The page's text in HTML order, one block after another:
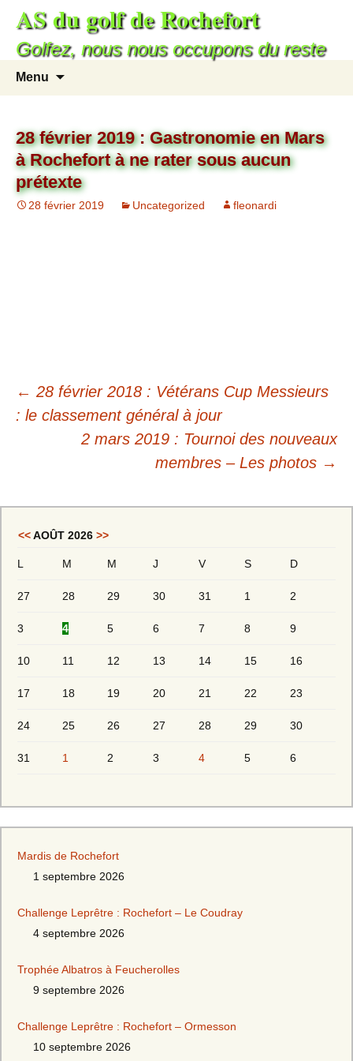
AS du golf de Rochefort
Golfez, nous nous occupons du reste
Menu
28 février 2019 : Gastronomie en Mars
à Rochefort à ne rater sous aucun
prétexte
28 février 2019 Uncategorized fleonardi
← 28 février 2018 : Vétérans Cup Messieurs
: le classement général à jour
2 mars 2019 : Tournoi des nouveaux
membres – Les photos →
<<AOÛT 2026 >>
L M M J V S D
27 28 29 30 31 1 2
3 4 5 6 7 8 9
10 11 12 13 14 15 16
17 18 19 20 21 22 23
24 25 26 27 28 29 30
31 1 2 3 4 5 6
Mardis de Rochefort
1 septembre 2026
Challenge Leprêtre : Rochefort – Le Coudray
4 septembre 2026
Trophée Albatros à Feucherolles
9 septembre 2026
Challenge Leprêtre : Rochefort – Ormesson
10 septembre 2026